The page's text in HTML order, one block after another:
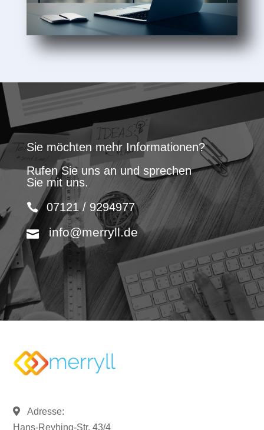
Sie möchten mehr Informationen?
Rufen Sie uns an und sprechen
Sie mit uns.
07121 / 9294977
info@merryll.de
Adresse:
Hans-Reyhing-Str. 43/4